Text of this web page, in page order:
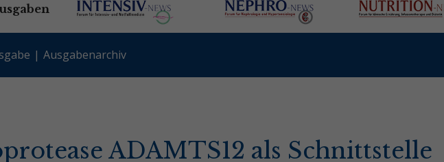
Ausgabenarchiv
ADAMTS12 als Schnittstelle